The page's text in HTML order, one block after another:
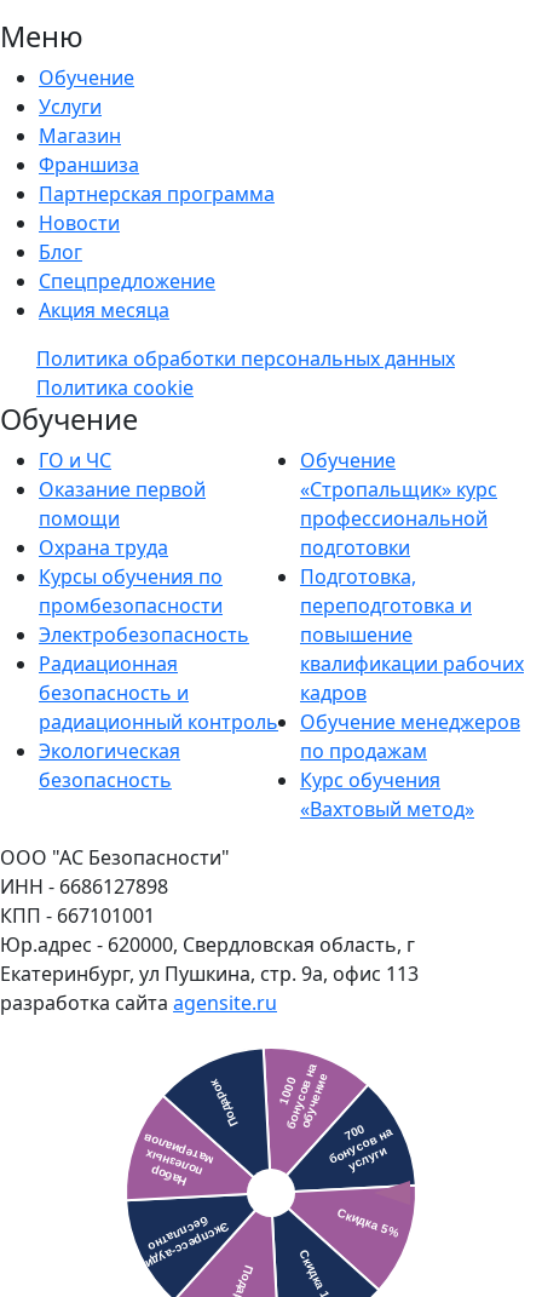
Меню
Обучение
Услуги
Магазин
Франшиза
Партнерская программа
Новости
Блог
Спецпредложение
Акция месяца
Политика обработки персональных данных
Политика cookie
Обучение
ГО и ЧС
Оказание первой
помощи
Охрана труда
Курсы обучения по
промбезопасности
Электробезопасность
Радиационная
безопасность и
радиационный контроль
Экологическая
безопасность
Обучение
«Стропальщик» курс
профессиональной
подготовки
Подготовка,
переподготовка и
повышение
квалификации рабочих
кадров
Обучение менеджеров
по продажам
Курс обучения
«Вахтовый метод»
ООО "АС Безопасности"
ИНН - 6686127898
КПП - 667101001
Юр.адрес - 620000, Свердловская область, г
Екатеринбург, ул Пушкина, стр. 9а, офис 113
разработка сайта agensite.ru